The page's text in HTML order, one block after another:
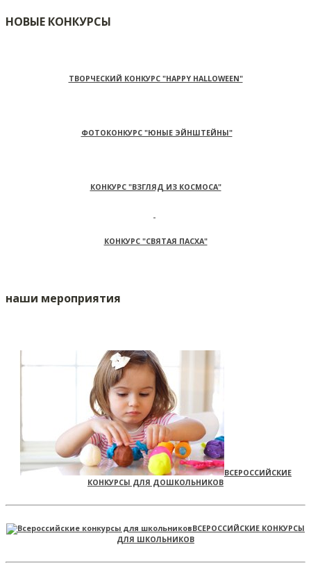
НОВЫЕ КОНКУРСЫ
ТВОРЧЕСКИЙ КОНКУРС "HAPPY HALLOWEEN"
ФОТОКОНКУРС "ЮНЫЕ ЭЙНШТЕЙНЫ"
КОНКУРС "ВЗГЛЯД ИЗ КОСМОСА"
КОНКУРС "СВЯТАЯ ПАСХА"
наши мероприятия
ВСЕРОССИЙСКИЕ
КОНКУРСЫ ДЛЯ ДОШКОЛЬНИКОВ
ВСЕРОССИЙСКИЕ КОНКУРСЫ
ДЛЯ ШКОЛЬНИКОВ